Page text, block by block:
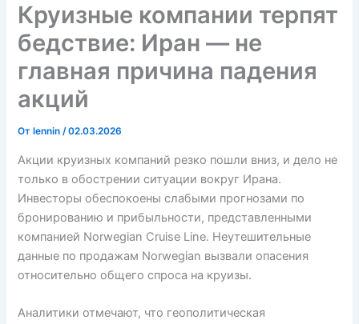
Круизные компании терпят
бедствие: Иран — не
главная причина падения
акций
От lennin/02.03.2026
Акции круизных компаний резко пошли вниз, и дело не
только в обострении ситуации вокруг Ирана.
Инвесторы обеспокоены слабыми прогнозами по
бронированию и прибыльности, представленными
компанией Norwegian Cruise Line. Неутешительные
данные по продажам Norwegian вызвали опасения
относительно общего спроса на круизы.
Аналитики отмечают, что геополитическая